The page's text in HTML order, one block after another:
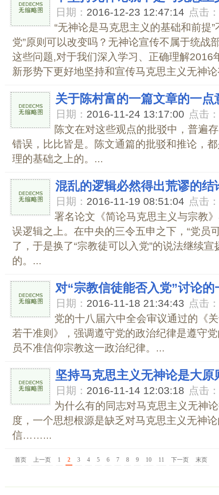
日期： 2016-12-23 12:47:14 点击：
“无神论是马克思主义的基础和前提
党”原则可以改变吗？无神论宣传不属于统战
这些问题,对于我们深入学习、正确理解2016
新形势下更好地坚持和宣传马克思主义无神
关于陈村富的一篇文章的一点
日期： 2016-11-24 13:17:00 点击：
陈文在对这些观点的批驳中，普遍
错误，比比皆是。陈文通篇的批驳和推论，
理的基础之上的。...
混乱的逻辑必然得出荒谬的结
日期： 2016-11-19 08:51:04 点击：
署名论文《简论马克思主义与宗教
误逻辑之上。在中央的三令五申之下，“党员
了，于是换了“宗教徒可以入党”的说法继续
的。...
对“宗教信徒能否入党”讨论的
日期： 2016-11-18 21:34:43 点击：
党的十八届六中全会审议通过的《
若干准则》，强调遵守党的政治纪律是遵守
员不准信仰宗教这一政治纪律。...
坚持马克思主义无神论是大原
日期： 2016-11-14 12:03:18 点击：
为什么有的同志对马克思主义无神
度，一个思想根源是缺乏对马克思主义无神
信……...
首页 上一页 1 2 3 4 5 6 7 8 9 10 11 下一页 末页